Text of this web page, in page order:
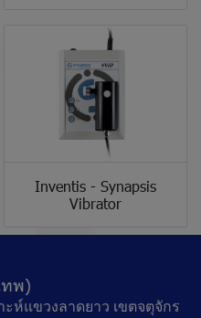
Inventis - Synapsis
Vibrator
ทพ)
ะห์แขวงลาดยาว เขตจตุจักร